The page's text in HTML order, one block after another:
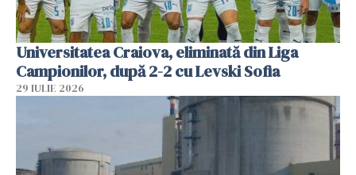
Universitatea Craiova, eliminată din Liga
Campionilor, după 2-2 cu Levski Sofia
29 IULIE 2026